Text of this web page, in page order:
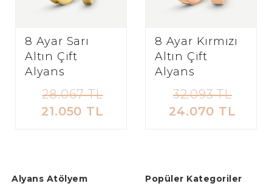
8 Ayar Sarı
Altın Çift
Alyans
28.067 TL
21.050 TL
8 Ayar Kırmızı
Altın Çift
Alyans
32.093 TL
24.070 TL
Alyans Atölyem
Popüler Kategoriler